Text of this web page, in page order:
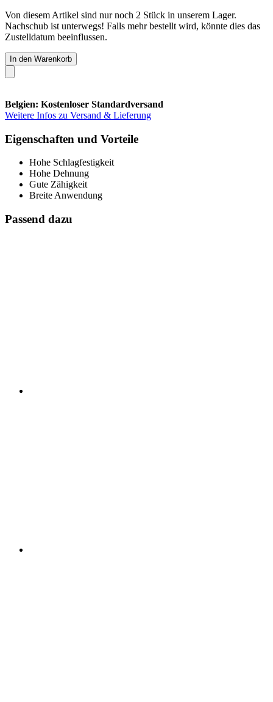
Von diesem Artikel sind nur noch 2 Stück in unserem Lager.
Nachschub ist unterwegs! Falls mehr bestellt wird, könnte dies das
Zustelldatum beeinflussen.
In den Warenkorb
Belgien: Kostenloser Standardversand
Weitere Infos zu Versand & Lieferung
Eigenschaften und Vorteile
Hohe Schlagfestigkeit
Hohe Dehnung
Gute Zähigkeit
Breite Anwendung
Passend dazu